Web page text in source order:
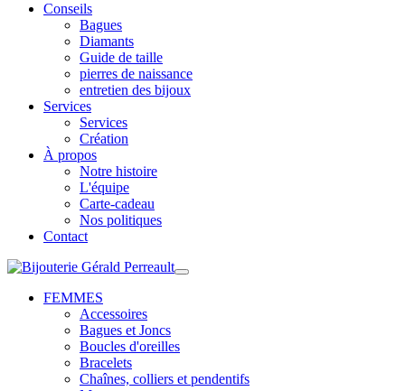
Conseils
Bagues
Diamants
Guide de taille
pierres de naissance
entretien des bijoux
Services
Services
Création
À propos
Notre histoire
L'équipe
Carte-cadeau
Nos politiques
Contact
FEMMES
Accessoires
Bagues et Joncs
Boucles d'oreilles
Bracelets
Chaînes, colliers et pendentifs